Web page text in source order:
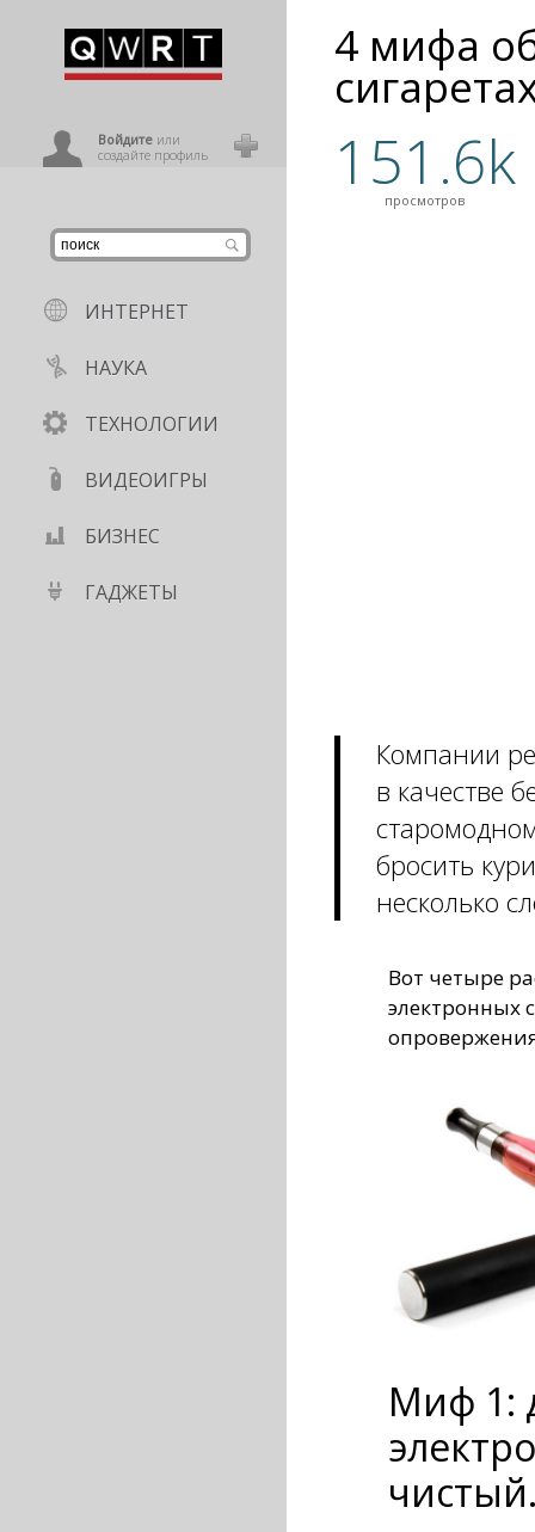
Войдитеили
создайте профиль
ИНТЕРНЕТ
НАУКА
ТЕХНОЛОГИИ
ВИДЕОИГРЫ
БИЗНЕС
ГАДЖЕТЫ
4 мифа
151.6k
просмотров
Компании
в качестве
бросить
несколько
Вот четыре
электронных
Миф 1: